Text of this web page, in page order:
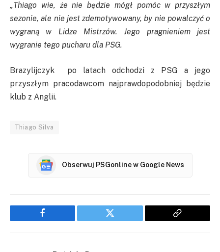
„Thiago wie, że nie będzie mógł pomóc w przyszłym
sezonie, ale nie jest zdemotywowany, by nie powalczyć o
wygraną w Lidze Mistrzów. Jego pragnieniem jest
wygranie tego pucharu dla PSG.
Brazylijczyk po latach odchodzi z PSG a jego
przyszłym pracodawcom najprawdopodobniej będzie
klub z Anglii.
Thiago Silva
Obserwuj PSGonline w Google News
Facebook Twitter
Copy